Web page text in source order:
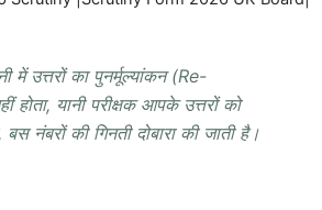
में उत्तरों का पुनर्मूल्यांकन (Re-
यानी परीक्षक आपके उत्तरों को
बस नंबरों की गिनती दोबारा की जाती है।